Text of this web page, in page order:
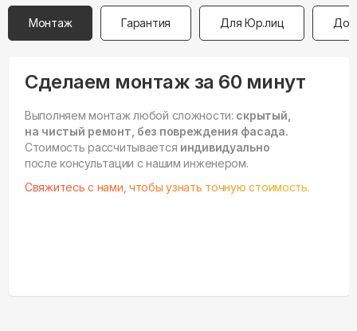
Монтаж Гарантия Для Юр.лиц
Сделаем монтаж за 60 минут
Выполняем монтаж любой сложности: скрытый,
на чистый ремонт, без повреждения фасада.
Стоимость рассчитывается индивидуально
после консультации с нашим инженером.
Свяжитесь с нами, чтобы узнать точную стоимость.